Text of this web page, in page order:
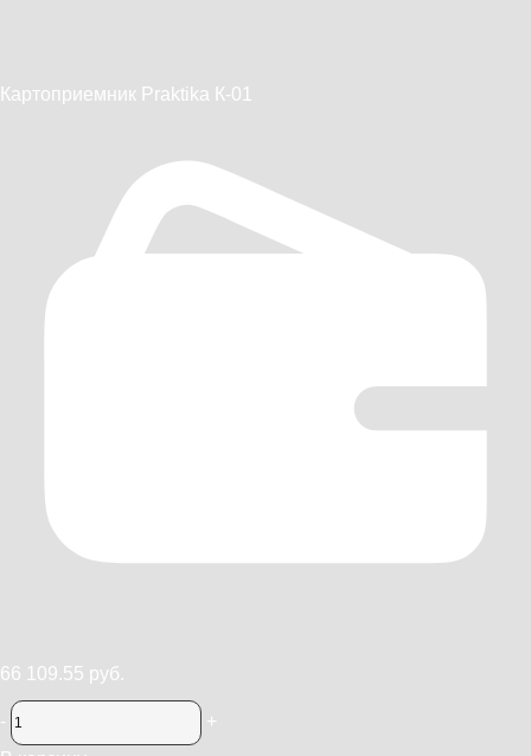
Картоприемник Praktika К-01
66 109.55 руб.
-
+